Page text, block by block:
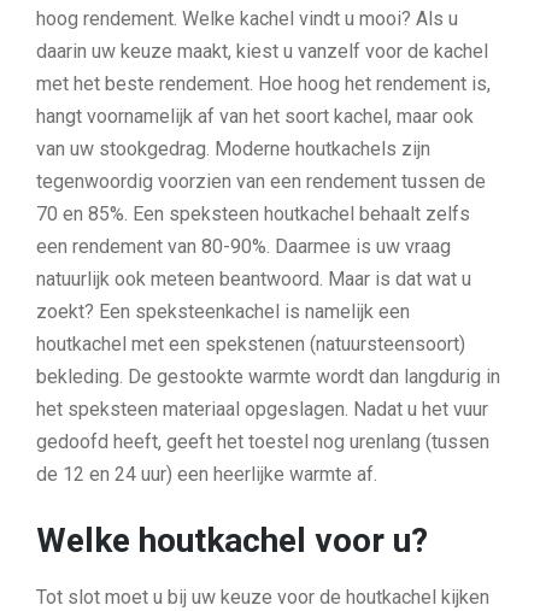
hoog rendement. Welke kachel vindt u mooi? Als u
daarin uw keuze maakt, kiest u vanzelf voor de kachel
met het beste rendement. Hoe hoog het rendement is,
hangt voornamelijk af van het soort kachel, maar ook
van uw stookgedrag. Moderne houtkachels zijn
tegenwoordig voorzien van een rendement tussen de
70 en 85%. Een speksteen houtkachel behaalt zelfs
een rendement van 80-90%. Daarmee is uw vraag
natuurlijk ook meteen beantwoord. Maar is dat wat u
zoekt? Een speksteenkachel is namelijk een
houtkachel met een spekstenen (natuursteensoort)
bekleding. De gestookte warmte wordt dan langdurig in
het speksteen materiaal opgeslagen. Nadat u het vuur
gedoofd heeft, geeft het toestel nog urenlang (tussen
de 12 en 24 uur) een heerlijke warmte af.
Welke houtkachel voor u?
Tot slot moet u bij uw keuze voor de houtkachel kijken